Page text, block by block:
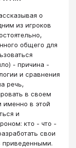
о
из игроков
общего для
- причина -
и сравнения
речь,
в своем
в этой
и
кто - что -
свои
приведенными.